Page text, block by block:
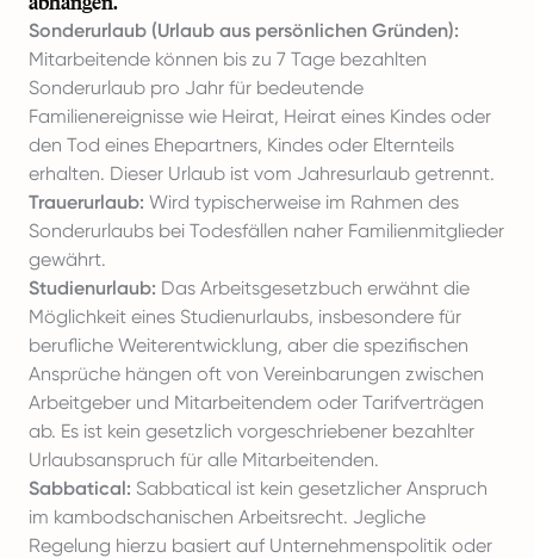
Sonderurlaub (Urlaub aus persönlichen Gründen):
Mitarbeitende können bis zu 7 Tage bezahlten
Sonderurlaub pro Jahr für bedeutende
Familienereignisse wie Heirat, Heirat eines Kindes oder
den Tod eines Ehepartners, Kindes oder Elternteils
erhalten. Dieser Urlaub ist vom Jahresurlaub getrennt.
Trauerurlaub: Wird typischerweise im Rahmen des
Sonderurlaubs bei Todesfällen naher Familienmitglieder
gewährt.
Studienurlaub: Das Arbeitsgesetzbuch erwähnt die
Möglichkeit eines Studienurlaubs, insbesondere für
berufliche Weiterentwicklung, aber die spezifischen
Ansprüche hängen oft von Vereinbarungen zwischen
Arbeitgeber und Mitarbeitendem oder Tarifverträgen
ab. Es ist kein gesetzlich vorgeschriebener bezahlter
Urlaubsanspruch für alle Mitarbeitenden.
Sabbatical: Sabbatical ist kein gesetzlicher Anspruch
im kambodschanischen Arbeitsrecht. Jegliche
Regelung hierzu basiert auf Unternehmenspolitik oder